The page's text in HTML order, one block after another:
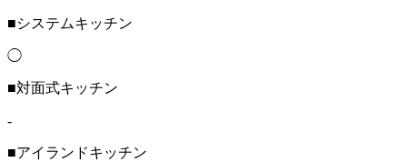
■システムキッチン
◯
■対面式キッチン
-
■アイランドキッチン